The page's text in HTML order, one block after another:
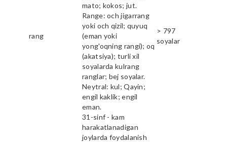
rang
mato; kokos; jut.
Range: och jigarrang
yoki och qizil; quyuq
(eman yoki
yong'oqning rangi); oq
(akatsiya); turli xil
soyalarda kulrang
ranglar; bej soyalar.
Neytral: kul; Qayin;
engil kaklik; engil
eman.
> 797
soyalar
31-sinf - kam
harakatlanadigan
joylarda foydalanish